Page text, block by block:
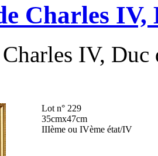
Charles IV,
IV,
Lot n° 229
35cmx47cm
IIIème ou IVème état/IV